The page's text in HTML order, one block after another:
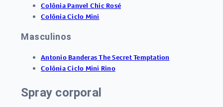
Colônia Panvel Chic Rosé
Colônia Ciclo Mini
Masculinos
Antonio Banderas The Secret Temptation
Colônia Ciclo Mini Rino
Spray corporal